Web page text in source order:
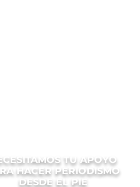
TU APOYO
HACER PERIODISMO
DESDE EL PIE